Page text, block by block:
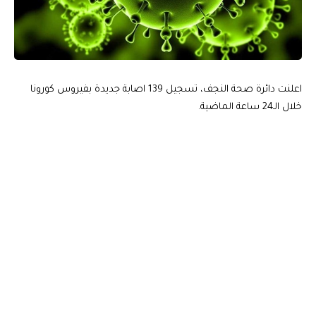
اعلنت دائرة صحة النجف، تسجيل 139 اصابة جديدة بفيروس كورونا
خلال الـ24 ساعة الماضية.